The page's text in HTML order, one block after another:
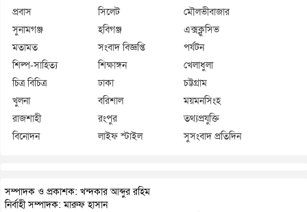
প্রবাস
সিলেট
মৌলভীবাজার
সুনামগঞ্জ
হবিগঞ্জ
এক্সক্লুসিভ
মতামত
সংবাদ বিজ্ঞপ্তি
পর্যটন
শিল্প-সাহিত্য
শিক্ষাঙ্গন
খেলাধুলা
চিত্র বিচিত্র
ঢাকা
চট্টগ্রাম
খুলনা
বরিশাল
ময়মনসিংহ
রাজশাহী
রংপুর
তথ্যপ্রযুক্তি
বিনোদন
লাইফ স্টাইল সুসংবাদ প্রতিদিন
সম্পাদক ও প্রকাশক: খন্দকার আব্দুর রহিম
নির্বাহী সম্পাদক: মারুফ হাসান